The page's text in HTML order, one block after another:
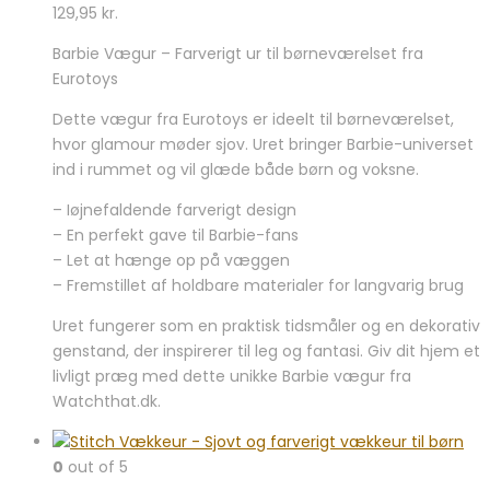
129,95 kr.
Barbie Vægur – Farverigt ur til børneværelset fra
Eurotoys
Dette vægur fra Eurotoys er ideelt til børneværelset,
hvor glamour møder sjov. Uret bringer Barbie-universet
ind i rummet og vil glæde både børn og voksne.
– Iøjnefaldende farverigt design
– En perfekt gave til Barbie-fans
– Let at hænge op på væggen
– Fremstillet af holdbare materialer for langvarig brug
Uret fungerer som en praktisk tidsmåler og en dekorativ
genstand, der inspirerer til leg og fantasi. Giv dit hjem et
livligt præg med dette unikke Barbie vægur fra
Watchthat.dk.
0 out of 5